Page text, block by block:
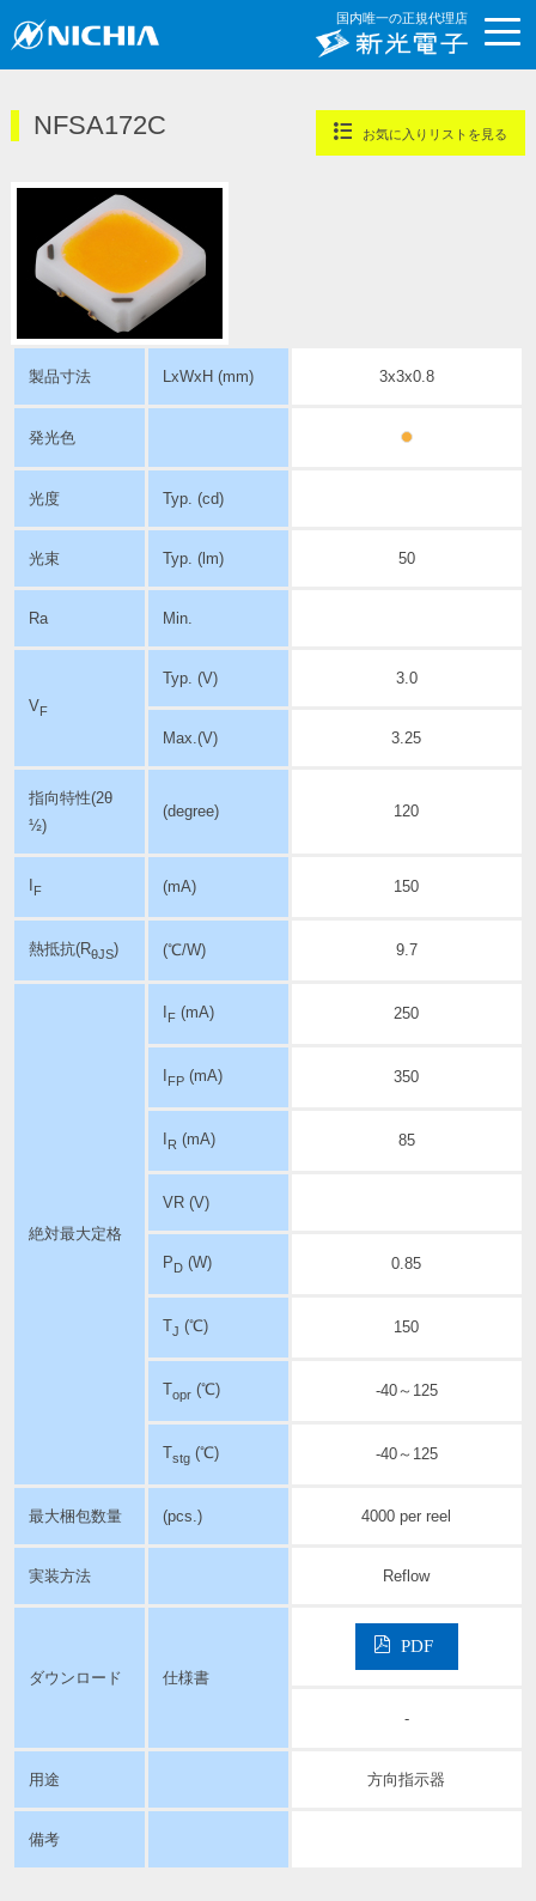
国内唯一の正規代理店
NFSA172C お気に入りリストを見る
製品寸法 LxWxH (mm) 3x3x0.8
発光色
光度 Typ. (cd)
光束 Typ. (lm) 50
Ra Min.
VF
Typ. (V) 3.0
Max.(V) 3.25
指向特性(2θ
½)
(degree) 120
F (mA) 150
熱抵抗(RθJS) (℃/W) 9.7
絶対最大定格
F(mA) 250
FP(mA) 350
R (mA) 85
VR (V)
PD(W) 0.85
TJ (℃) 150
Topr(℃) -40～125
Tstg(℃) -40～125
最大梱包数量 (pcs.) 4000 per reel
実装方法 Reflow
ダウンロード 仕様書
PDF
-
用途 方向指示器
備考